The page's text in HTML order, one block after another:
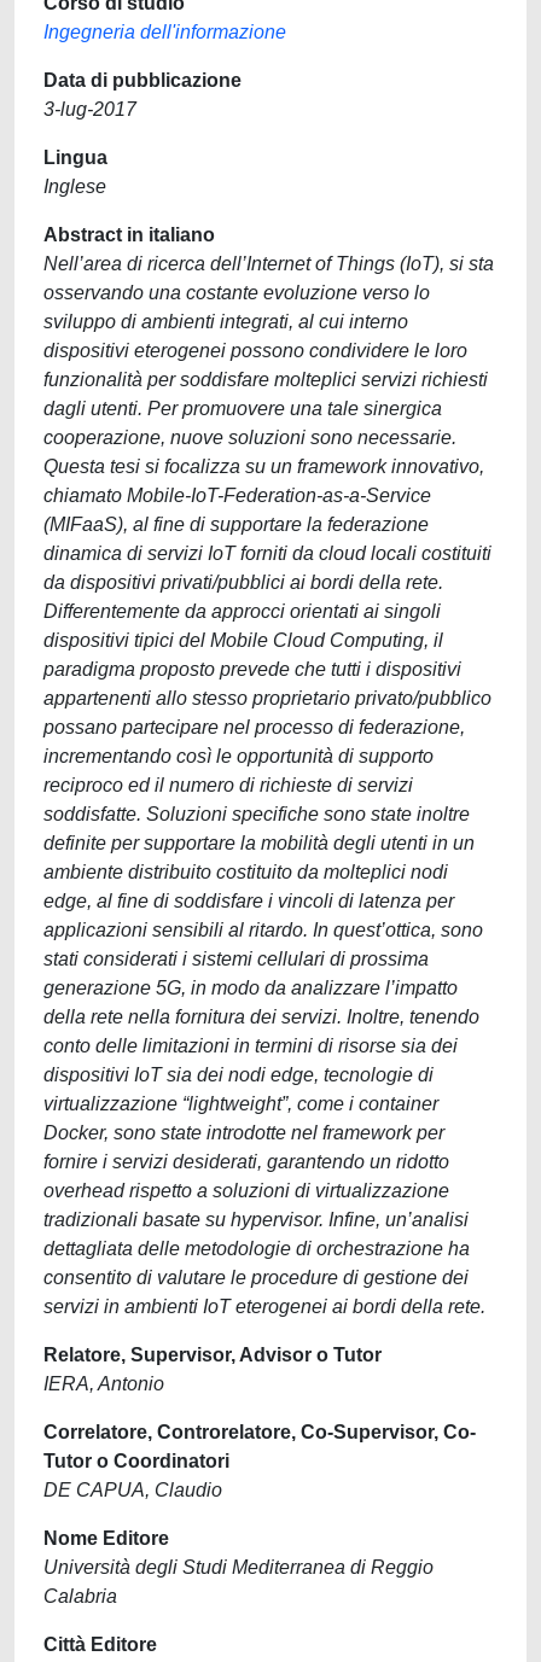
Ingegneria dell'informazione
Data di pubblicazione
3-lug-2017
Lingua
Inglese
Abstract in italiano
Nell’area di ricerca dell’Internet of Things (IoT), si sta
osservando una costante evoluzione verso lo
sviluppo di ambienti integrati, al cui interno
dispositivi eterogenei possono condividere le loro
funzionalità per soddisfare molteplici servizi richiesti
dagli utenti. Per promuovere una tale sinergica
cooperazione, nuove soluzioni sono necessarie.
Questa tesi si focalizza su un framework innovativo,
chiamato Mobile-IoT-Federation-as-a-Service
(MIFaaS), al fine di supportare la federazione
dinamica di servizi IoT forniti da cloud locali costituiti
da dispositivi privati/pubblici ai bordi della rete.
Differentemente da approcci orientati ai singoli
dispositivi tipici del Mobile Cloud Computing, il
paradigma proposto prevede che tutti i dispositivi
appartenenti allo stesso proprietario privato/pubblico
possano partecipare nel processo di federazione,
incrementando così le opportunità di supporto
reciproco ed il numero di richieste di servizi
soddisfatte. Soluzioni specifiche sono state inoltre
definite per supportare la mobilità degli utenti in un
ambiente distribuito costituito da molteplici nodi
edge, al fine di soddisfare i vincoli di latenza per
applicazioni sensibili al ritardo. In quest’ottica, sono
stati considerati i sistemi cellulari di prossima
generazione 5G, in modo da analizzare l’impatto
della rete nella fornitura dei servizi. Inoltre, tenendo
conto delle limitazioni in termini di risorse sia dei
dispositivi IoT sia dei nodi edge, tecnologie di
virtualizzazione “lightweight”, come i container
Docker, sono state introdotte nel framework per
fornire i servizi desiderati, garantendo un ridotto
overhead rispetto a soluzioni di virtualizzazione
tradizionali basate su hypervisor. Infine, un’analisi
dettagliata delle metodologie di orchestrazione ha
consentito di valutare le procedure di gestione dei
servizi in ambienti IoT eterogenei ai bordi della rete.
Relatore, Supervisor, Advisor o Tutor
IERA, Antonio
Correlatore, Controrelatore, Co-Supervisor, Co-
Tutor o Coordinatori
DE CAPUA, Claudio
Nome Editore
Università degli Studi Mediterranea di Reggio
Calabria
Città Editore